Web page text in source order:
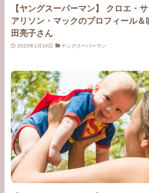
【ヤングスーパーマン】 クロエ・
アリソン・マックのプロフィール＆
田亮子さん
2023年1月16日 ヤングスーパーマン